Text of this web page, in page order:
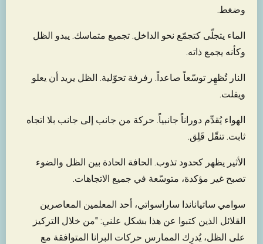
وضغط.
الماء يتجلّى كتجمّع نحو الداخل. تجميع متماسك. يبدو الظل
وكأنه يجمع ذاته.
النار تُظهِر توسّعاً صاعداً. رفرفة تحوّلية. الظل يريد أن يعلو
ويفلت.
الهواء يُقدِّم دوراناً جانبياً. حركة من جانب إلى جانب بلا اتجاه
ثابت. تنقّل قَلِق.
الأثير يظهر كحدود تذوب. الحافة الحادة بين الظل والضوء
تصبح غير مؤكدة، متوسّعة في جميع الاتجاهات.
سوامي ساتياناندا ساراسواتي، أحد المعلمين المعاصرين
القلائل الذين كتبوا عن هذا بشكل علني: "من خلال التركيز
على الظل، يُدرِك الممارس حركات البرانا المتوافقة مع